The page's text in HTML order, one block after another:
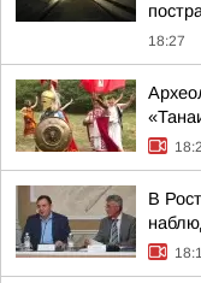
18:27
В